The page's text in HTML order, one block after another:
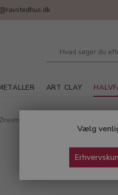
Vælg
ART CLAY